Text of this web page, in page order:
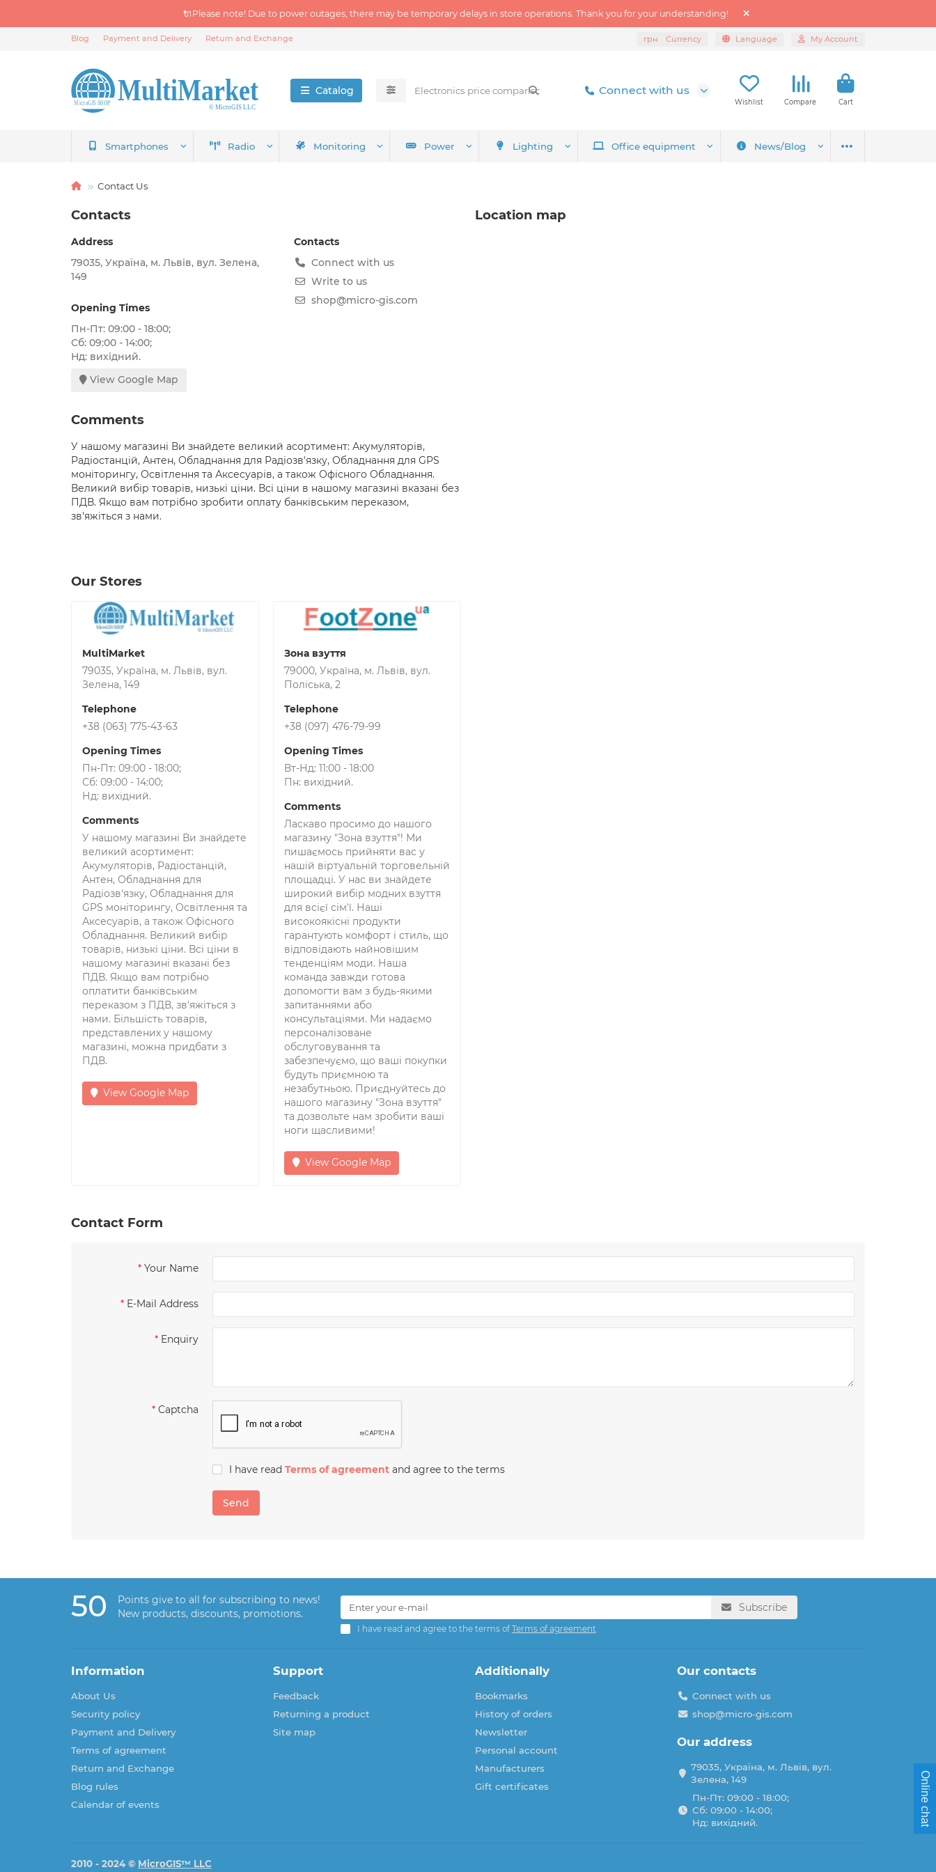
🔌Please note! Due to power outages, there may be temporary delays in store operations. Thank you for your understanding!
Blog Payment and Delivery Return and Exchange грн Currency Language My Account
Catalog Connect with us
Wishlist Compare Cart
Smartphones Radio Monitoring Power Lighting Office equipment News/Blog
Contact Us
Contacts
Address
79035, Україна, м. Львів, вул. Зелена,
149
Opening Times
Пн-Пт: 09:00 - 18:00;
Сб: 09:00 - 14:00;
Нд: вихідний.
View Google Map
Contacts
Connect with us
Write to us
shop@micro-gis.com
Comments
У нашому магазині Ви знайдете великий асортимент: Акумуляторів,
Радіостанцій, Антен, Обладнання для Радіозв'язку, Обладнання для GPS
моніторингу, Освітлення та Аксесуарів, а також Офісного Обладнання.
Великий вибір товарів, низькі ціни. Всі ціни в нашому магазині вказані без
ПДВ. Якщо вам потрібно зробити оплату банківським переказом,
зв'яжіться з нами.
Location map
Our Stores
MultiMarket
79035, Україна, м. Львів, вул.
Зелена, 149
Telephone
+38 (063) 775-43-63
Opening Times
Пн-Пт: 09:00 - 18:00;
Сб: 09:00 - 14:00;
Нд: вихідний.
Comments
У нашому магазині Ви знайдете
великий асортимент:
Акумуляторів, Радіостанцій,
Антен, Обладнання для
Радіозв'язку, Обладнання для
GPS моніторингу, Освітлення та
Аксесуарів, а також Офісного
Обладнання. Великий вибір
товарів, низькі ціни. Всі ціни в
нашому магазині вказані без
ПДВ. Якщо вам потрібно
оплатити банківським
переказом з ПДВ, зв'яжіться з
нами. Більшість товарів,
представлених у нашому
магазині, можна придбати з
ПДВ.
View Google Map
Зона взуття
79000, Україна, м. Львів, вул.
Поліська, 2
Telephone
+38 (097) 476-79-99
Opening Times
Вт-Нд: 11:00 - 18:00
Пн: вихідний.
Comments
Ласкаво просимо до нашого
магазину "Зона взуття"! Ми
пишаємось прийняти вас у
нашій віртуальній торговельній
площадці. У нас ви знайдете
широкий вибір модних взуття
для всієї сім'ї. Наші
високоякісні продукти
гарантують комфорт і стиль, що
відповідають найновішим
тенденціям моди. Наша
команда завжди готова
допомогти вам з будь-якими
запитаннями або
консультаціями. Ми надаємо
персоналізоване
обслуговування та
забезпечуємо, що ваші покупки
будуть приємною та
незабутньою. Приєднуйтесь до
нашого магазину "Зона взуття"
та дозвольте нам зробити ваші
ноги щасливими!
View Google Map
Contact Form
Your Name
E-Mail Address
Enquiry
Captcha
I have readTerms of agreementand agree to the terms
Send
50
Points give to all for subscribing to news!
New products, discounts, promotions.
Subscribe
I have read and agree to the terms ofTerms of agreement
Information
About Us
Security policy
Payment and Delivery
Terms of agreement
Return and Exchange
Blog rules
Calendar of events
Support
Feedback
Returning a product
Site map
Additionally
Bookmarks
History of orders
Newsletter
Personal account
Manufacturers
Gift certificates
Our contacts
Connect with us
shop@micro-gis.com
Our address
79035, Україна, м. Львів, вул.
Зелена, 149
Пн-Пт: 09:00 - 18:00;
Сб: 09:00 - 14:00;
Нд: вихідний.
2010 - 2024 © MicroGIS™ LLC
Online chat